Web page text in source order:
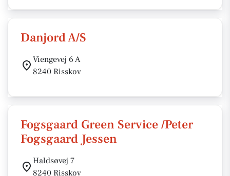
Danjord A/S
Viengevej 6 A
8240 Risskov
Fogsgaard Green Service /Peter
Fogsgaard Jessen
Haldsøvej 7
8240 Risskov